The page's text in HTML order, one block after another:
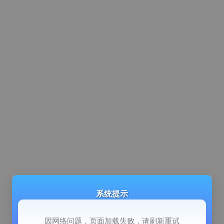
系统提示
因网络问题，页面加载失败，请刷新重试